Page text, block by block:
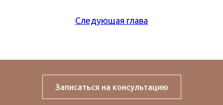
Следующая глава
Записаться на консультацию